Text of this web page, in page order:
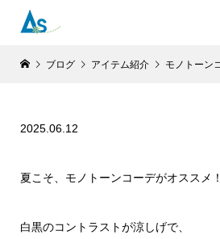
ブログ アイテム紹介 モノトーン
2025.06.12
夏こそ、モノトーンコーデがオススメ！
白黒のコントラストが涼しげで、